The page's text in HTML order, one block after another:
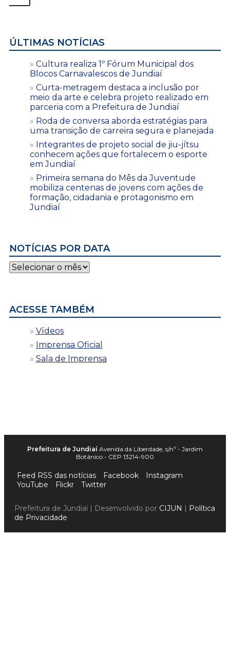
ÚLTIMAS NOTÍCIAS
Cultura realiza 1º Fórum Municipal dos
Blocos Carnavalescos de Jundiaí
Curta-metragem destaca a inclusão por
meio da arte e celebra projeto realizado em
parceria com a Prefeitura de Jundiaí
Roda de conversa aborda estratégias para
uma transição de carreira segura e planejada
Integrantes de projeto social de jiu-jítsu
conhecem ações que fortalecem o esporte
em Jundiaí
Primeira semana do Mês da Juventude
mobiliza centenas de jovens com ações de
formação, cidadania e protagonismo em
Jundiaí
NOTÍCIAS POR DATA
Notícias
por
ACESSE TAMBÉM
Vídeos
Imprensa Oficial
Sala de Imprensa
Prefeitura de Jundiaí Avenida da Liberdade, s/nº - Jardim
Botânico - CEP 13214-900
Feed RSS das notícias Facebook
Instagram
YouTube
Flickr Twitter
Prefeitura de Jundiaí | Desenvolvido por CIJUN | Política
de Privacidade